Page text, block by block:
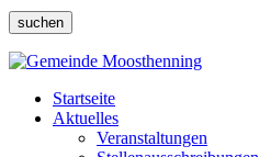
suchen
Startseite
Aktuelles
Veranstaltungen